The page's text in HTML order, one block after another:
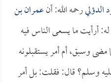
الدؤليرحمه الله: أنعمران بن
أرأيت ما يسعى الناس فيه
مضى وسبق، أم أمر يستقبلونه
عليه وسلم؟ قال: فقلت: بل أمر